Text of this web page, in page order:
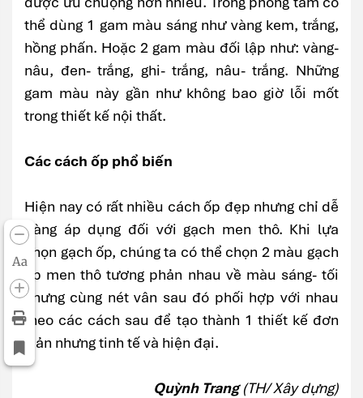
Aa
thể dùng 1 gam màu sáng như vàng kem, trắng,
hồng phấn. Hoặc 2 gam màu đối lập như: vàng-
nâu, đen- trắng, ghi- trắng, nâu- trắng. Những
gam màu này gần như không bao giờ lỗi mốt
trong thiết kế nội thất.
Các cách ốp phổ biến
Hiện nay có rất nhiều cách ốp đẹp nhưng chỉ dễ
dàng áp dụng đối với gạch men thô. Khi lựa
chọn gạch ốp, chúng ta có thể chọn 2 màu gạch
ốp men thô tương phản nhau về màu sáng- tối
nhưng cùng nét vân sau đó phối hợp với nhau
theo các cách sau để tạo thành 1 thiết kế đơn
giản nhưng tinh tế và hiện đại.
Quỳnh Trang(TH/ Xây dựng)